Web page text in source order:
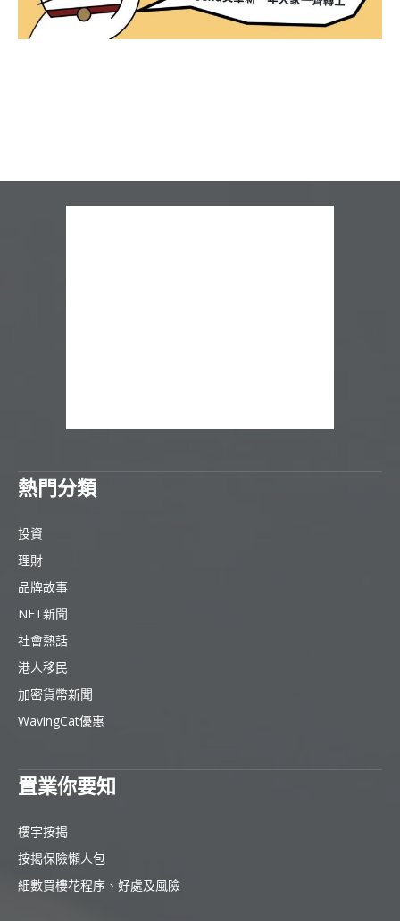
熱門分類
投資
理財
品牌故事
NFT新聞
社會熱話
港人移民
加密貨幣新聞
WavingCat優惠
置業你要知
樓宇按揭
按揭保險懶人包
細數買樓花程序、好處及風險